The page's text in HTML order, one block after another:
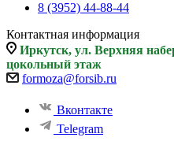
8 (3952) 44-88-44
Контактная информация
Иркутск, ул. Верхняя
цокольный этаж
formoza@forsib.ru
Вконтакте
Telegram